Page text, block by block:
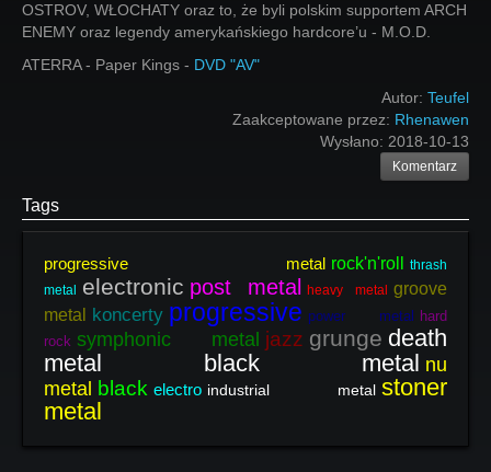
OSTROV, WŁOCHATY oraz to, że byli polskim supportem ARCH
ENEMY oraz legendy amerykańskiego hardcore’u - M.O.D.
ATERRA - Paper Kings - DVD "AV"
Autor: Teufel
Zaakceptowane przez: Rhenawen
Wysłano: 2018-10-13
Komentarz
Tags
progressive metal rock'n'roll
thrash
metal
electronic post metal heavy metal groove
metal
koncerty progressive power metal
hard
rock symphonic metal jazz grunge death
metal black metal nu
metal black electro industrial metal stoner
metal